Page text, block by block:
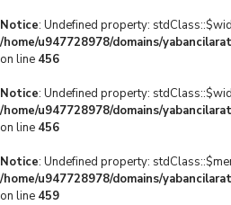
Notice: Undefined property:
/home/u947728978/domains/
on line 456
Notice: Undefined property:
/home/u947728978/domains/
on line 456
Notice: Undefined property:
/home/u947728978/domains/
on line 459